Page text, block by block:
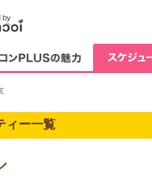
街コンPLUSの魅力
ィー一覧